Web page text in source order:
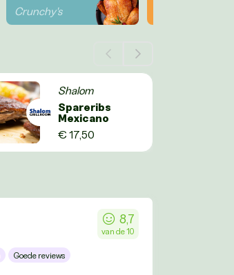
Crunchy's
Shalom
Spareribs
Mexicano
€ 17,50
8,7
van de 10
Goede reviews